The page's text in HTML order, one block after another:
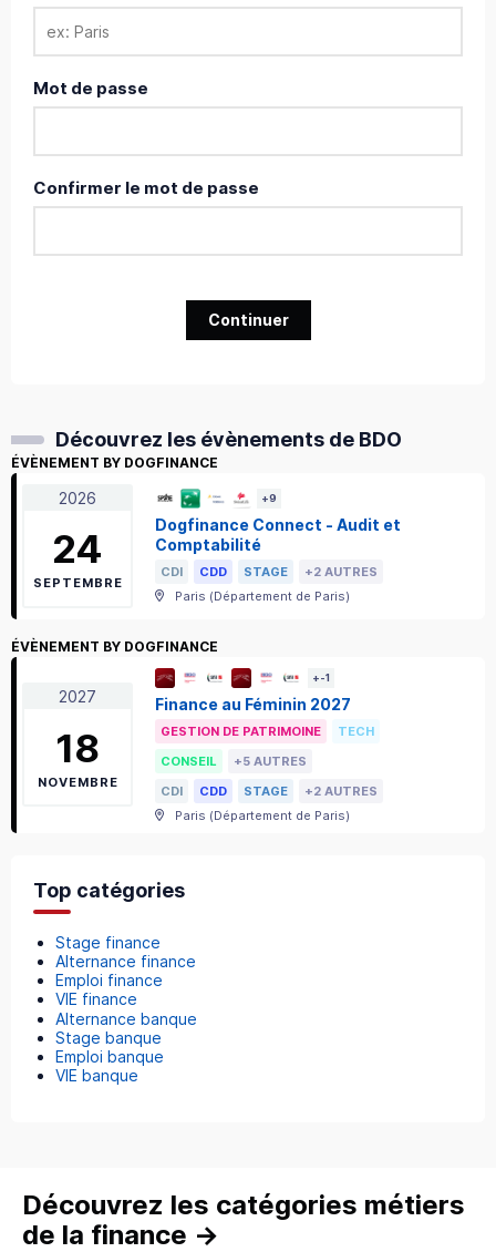
Mot de passe
Confirmer le mot de passe
Continuer
Découvrez les évènements de BDO
ÉVÈNEMENT BY DOGFINANCE
2026
24
SEPTEMBRE
+9
Dogfinance Connect - Audit et
Comptabilité
CDI CDD STAGE
+2 AUTRES
Paris (Département de Paris)
ÉVÈNEMENT BY DOGFINANCE
2027
18
NOVEMBRE
+-1
Finance au Féminin 2027
GESTION DE PATRIMOINE
TECH
CONSEIL
+5 AUTRES
CDI
CDD STAGE
+2 AUTRES
Paris (Département de Paris)
Top catégories
Stage finance
Alternance finance
Emploi finance
VIE finance
Alternance banque
Stage banque
Emploi banque
VIE banque
Découvrez les catégories métiers
de la finance →